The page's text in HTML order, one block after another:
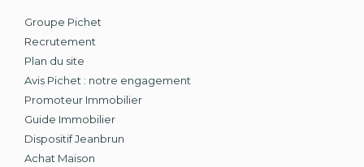
Groupe Pichet
Recrutement
Plan du site
Avis Pichet : notre engagement
Promoteur Immobilier
Guide Immobilier
Dispositif Jeanbrun
Achat Maison